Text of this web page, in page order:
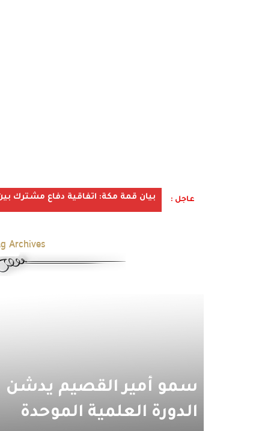
عاجل : بيان قمة مكة: اتفاقية دفاع مشترك
Archives:
سمو أمير القصيم يدشّن
الدورة العلمية الموحدة